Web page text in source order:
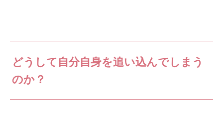
どうして自分自身を追い込んでしまう
のか？